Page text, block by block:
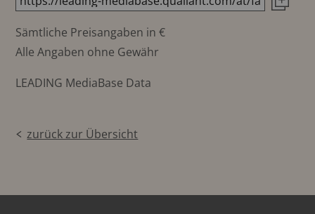
Sämtliche Preisangaben in €
Alle Angaben ohne Gewähr
LEADING MediaBase Data
zurück zur Übersicht